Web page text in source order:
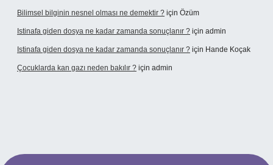
Bilimsel bilginin nesnel olması ne demektir ? için Özüm
Istinafa giden dosya ne kadar zamanda sonuçlanır ? için admin
Istinafa giden dosya ne kadar zamanda sonuçlanır ? için Hande Koçak
Çocuklarda kan gazı neden bakılır ? için admin